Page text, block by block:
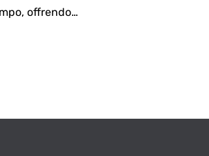
offrendo…